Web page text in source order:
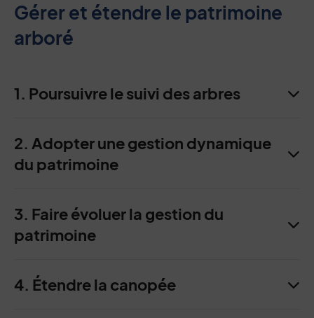
Gérer et étendre le patrimoine
arboré
1. Poursuivre le suivi des arbres
2. Adopter une gestion dynamique
du patrimoine
3. Faire évoluer la gestion du
patrimoine
4. Étendre la canopée